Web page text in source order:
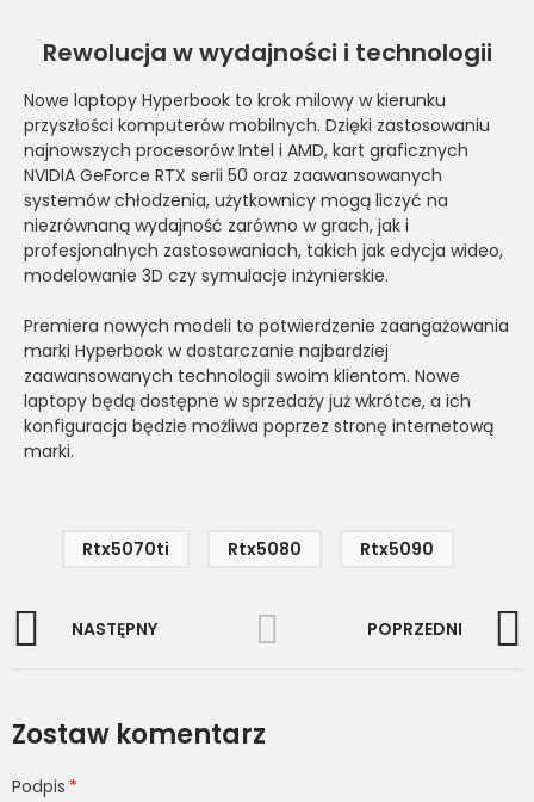
Rewolucja w wydajności i technologii
Nowe laptopy Hyperbook to krok milowy w kierunku
przyszłości komputerów mobilnych. Dzięki zastosowaniu
najnowszych procesorów Intel i AMD, kart graficznych
NVIDIA GeForce RTX serii 50 oraz zaawansowanych
systemów chłodzenia, użytkownicy mogą liczyć na
niezrównaną wydajność zarówno w grach, jak i
profesjonalnych zastosowaniach, takich jak edycja wideo,
modelowanie 3D czy symulacje inżynierskie.
Premiera nowych modeli to potwierdzenie zaangażowania
marki Hyperbook w dostarczanie najbardziej
zaawansowanych technologii swoim klientom. Nowe
laptopy będą dostępne w sprzedaży już wkrótce, a ich
konfiguracja będzie możliwa poprzez stronę internetową
marki.
Rtx5070ti Rtx5080 Rtx5090
NASTĘPNY POPRZEDNI
Zostaw komentarz
Podpis